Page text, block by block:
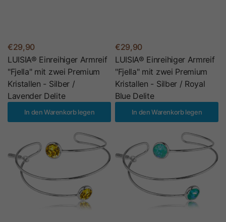
€29,90
LUISIA® Einreihiger Armreif
"Fjella" mit zwei Premium
Kristallen - Silber /
Lavender Delite
In den Warenkorb legen
€29,90
LUISIA® Einreihiger Armreif
"Fjella" mit zwei Premium
Kristallen - Silber / Royal
Blue Delite
In den Warenkorb legen